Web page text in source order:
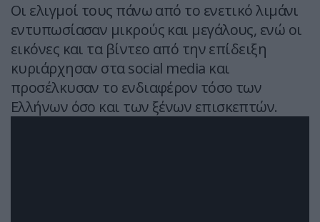
Οι ελιγμοί τους πάνω από το ενετικό λιμάνι
εντυπωσίασαν μικρούς και μεγάλους, ενώ οι
εικόνες και τα βίντεο από την επίδειξη
κυριάρχησαν στα social media και
προσέλκυσαν το ενδιαφέρον τόσο των
Ελλήνων όσο και των ξένων επισκεπτών.